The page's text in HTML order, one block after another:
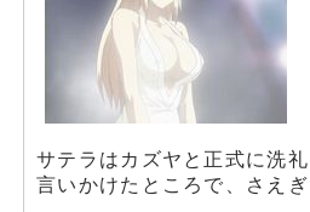
サテラはカズヤと正式に洗
言いかけたところで、さえ